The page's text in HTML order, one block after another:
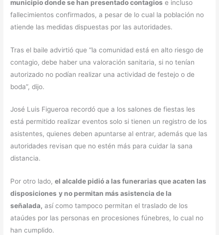
municipio donde se han presentado contagios e incluso
fallecimientos confirmados, a pesar de lo cual la población no
atiende las medidas dispuestas por las autoridades.
Tras el baile advirtió que “la comunidad está en alto riesgo de
contagio, debe haber una valoración sanitaria, si no tenían
autorizado no podían realizar una actividad de festejo o de
boda”, dijo.
José Luis Figueroa recordó que a los salones de fiestas les
está permitido realizar eventos solo si tienen un registro de los
asistentes, quienes deben apuntarse al entrar, además que las
autoridades revisan que no estén más para cuidar la sana
distancia.
Por otro lado,el alcalde pidió a las funerarias que acaten las
disposiciones y no permitan más asistencia de la
señalada, así como tampoco permitan el traslado de los
ataúdes por las personas en procesiones fúnebres, lo cual no
han cumplido.